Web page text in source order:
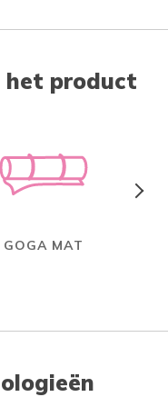
het product
GOGA MAT